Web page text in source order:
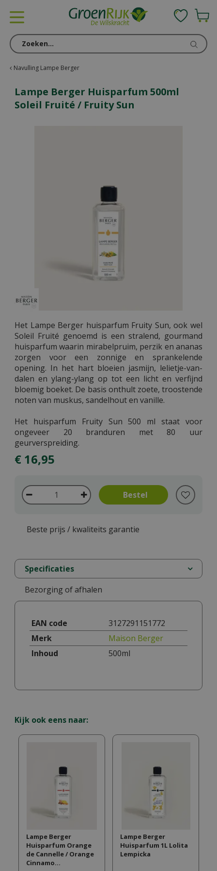
Navulling Lampe Berger
Lampe Berger Huisparfum 500ml
Soleil Fruité / Fruity Sun
Het Lampe Berger huisparfum Fruity Sun, ook wel
Soleil Fruité genoemd is een stralend, gourmand
huisparfum waarin mirabelpruim, perzik en ananas
zorgen voor een zonnige en sprankelende
opening. In het hart bloeien jasmijn, lelietje-van-
dalen en ylang-ylang op tot een licht en verfijnd
bloemig boeket. De basis onthult zoete, troostende
noten van muskus, sandelhout en vanille.
Het huisparfum Fruity Sun 500 ml staat voor
ongeveer 20 branduren met 80 uur
geurverspreiding.
€ 16,95
Beste prijs / kwaliteits garantie
Specificaties
Bezorging of afhalen
EAN code
3127291151772
Merk
Maison Berger
Inhoud
500ml
Kijk ook eens naar:
Lampe Berger
Huisparfum Orange
de Cannelle / Orange
Cinnamo…
Lampe Berger
Huisparfum 1L Lolita
Lempicka